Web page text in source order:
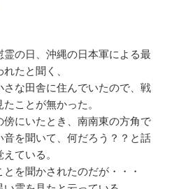
霊の日、沖縄の日本軍による最
たと聞く、
さな田舎に住んでいたので、戦
ことが無かった。
傍にいたとき、南南東の方角で
音を聞いて、何だろう？？と話
ている。
を聞かされたのだが・・・